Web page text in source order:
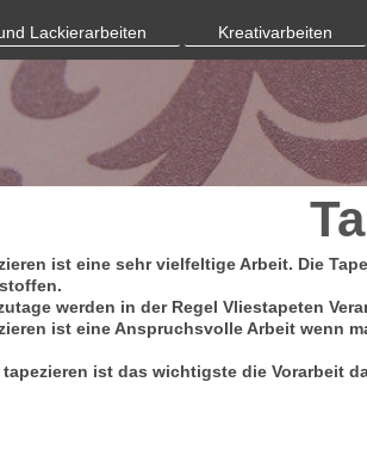
Lackierarbeiten Kreativarbeiten
ist eine sehr vielfeltige Arbeit. Die
werden in der Regel Vliestapeten
ist eine Anspruchsvolle Arbeit wenn
tapezieren ist das wichtigste die Vorarbeit